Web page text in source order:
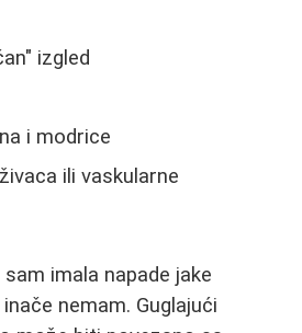
izgled
i modrice
ili vaskularne
imala napade jake
nemam. Guglajući